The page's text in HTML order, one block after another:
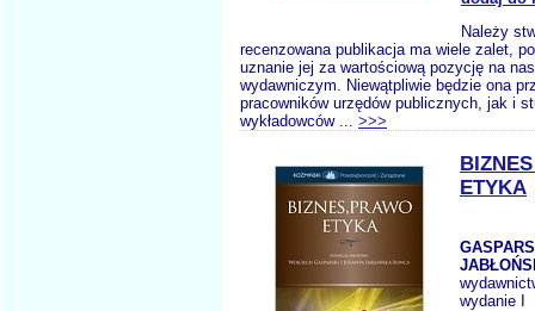
Należy
recenzowana publikacja ma wiele zalet,
uznanie jej za wartościową pozycję na
wydawniczym. Niewątpliwie będzie ona
pracowników urzędów publicznych, jak i
wykładowców ... >>>
ETYKA
wydanie I